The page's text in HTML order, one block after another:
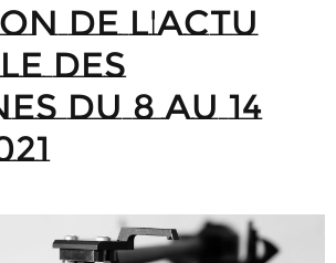
de l'actu
des
du 8 au 14